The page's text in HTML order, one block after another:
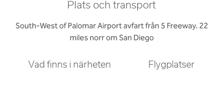
Plats och transport
South-West of Palomar Airport avfart från 5 Freeway. 22
miles norr om San Diego
Vad finns i närheten Flygplatser